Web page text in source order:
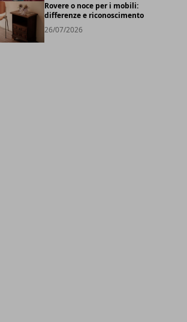
Rovere o noce per i mobili:
differenze e riconoscimento
26/07/2026